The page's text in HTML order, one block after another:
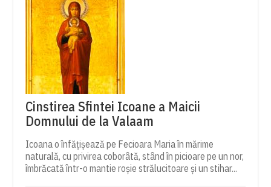
Cinstirea Sfintei Icoane a Maicii
Domnului de la Valaam
Icoana o înfățișează pe Fecioara Maria în mărime
naturală, cu privirea coborâtă, stând în picioare pe un nor,
îmbrăcată într-o mantie roșie strălucitoare și un stihar...